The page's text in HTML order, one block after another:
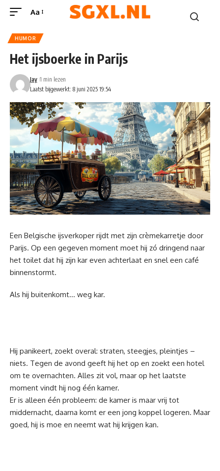
Aa
HUMOR
Het ijsboerke in Parijs
Laatst bijgewerkt: 8 juni 2025 19:54
Jay 1 min lezen
Een Belgische ijsverkoper rijdt met zijn crèmekarretje door
Parijs. Op een gegeven moment moet hij zó dringend naar
het toilet dat hij zijn kar even achterlaat en snel een café
binnenstormt.
Als hij buitenkomt… weg kar.
Hij panikeert, zoekt overal: straten, steegjes, pleintjes –
niets. Tegen de avond geeft hij het op en zoekt een hotel
om te overnachten. Alles zit vol, maar op het laatste
moment vindt hij nog één kamer.
Er is alleen één probleem: de kamer is maar vrij tot
middernacht, daarna komt er een jong koppel logeren. Maar
goed, hij is moe en neemt wat hij krijgen kan.